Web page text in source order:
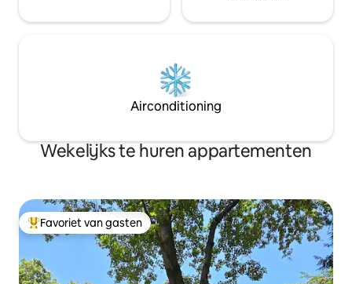
Style", dus je kingsize bed ligt direct van
inloopdouche die groot genoeg is voor 2
personen, een haardroger en alle
voorzieningen die je nodig hebt om je
gemak.
Airconditioning
Wekelijks te huren appartementen
Topfavoriet van gasten
Favoriet van gasten